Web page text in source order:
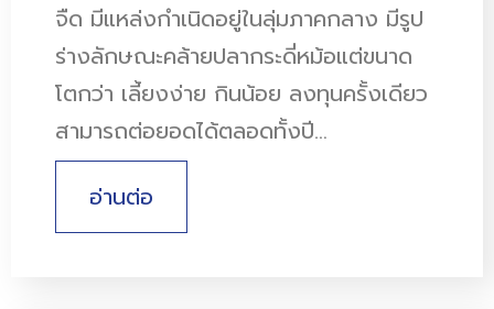
จืด มีแหล่งกำเนิดอยู่ในลุ่มภาคกลาง มีรูป
ร่างลักษณะคล้ายปลากระดี่หม้อแต่ขนาด
โตกว่า เลี้ยงง่าย กินน้อย ลงทุนครั้งเดียว
สามารถต่อยอดได้ตลอดทั้งปี…
อ่านต่อ